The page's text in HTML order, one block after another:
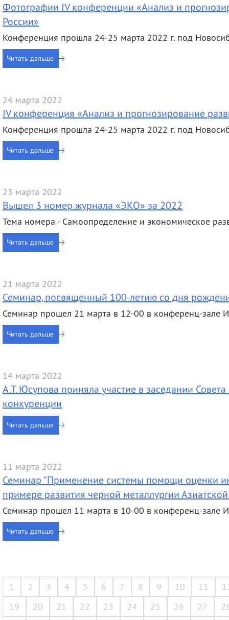
Фотографии IV конференции «Анализ и
России»
Конференция прошла 24-25 марта 2022 г. под
Читать дальше
24 марта 2022
IV конференция «Анализ и прогнозирование
Конференция прошла 24-25 марта 2022 г. под
Читать дальше
23 марта 2022
Вышел 3 номер журнала «ЭКО» за 2022
Тема номера - Самоопределение и экономическое
Читать дальше
21 марта 2022
Семинар, посвященный 100-летию со дня
Семинар прошел 21 марта в 12-00 в конференц-зале
Читать дальше
14 марта 2022
А.Т. Юсупова приняла участие в заседании
конкуренции
Читать дальше
11 марта 2022
Семинар "Применение системы помощи оценки
примере развития черной металлургии
Семинар прошел 11 марта в 10-00 в конференц-зале
Читать дальше
1 2 3 4 5 6 7 8 9 10 11
19
20 21 22 23 24 25 26 27